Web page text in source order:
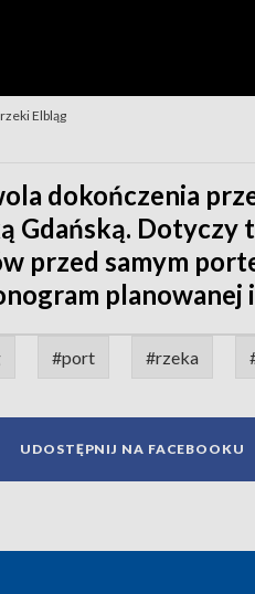
Elbląg
dokończenia
Gdańską. Dotyczy
przed samym
planowanej
#port #rzeka
UDOSTĘPNIJ NA FACEBOOKU